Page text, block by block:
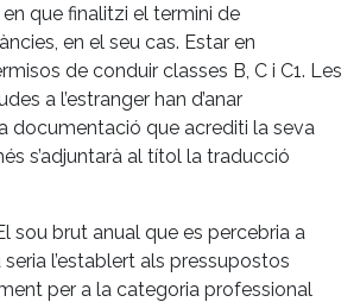
que finalitzi el termini de
en el seu cas. Estar en
de conduir classes B, C i C1. Les
a l’estranger han d’anar
documentació que acrediti la seva
s’adjuntarà al títol la traducció
sou brut anual que es percebria a
l’establert als pressupostos
per a la categoria professional